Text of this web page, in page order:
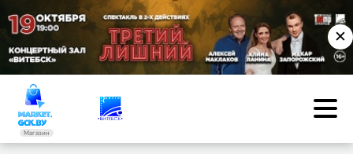
✕
Магазин